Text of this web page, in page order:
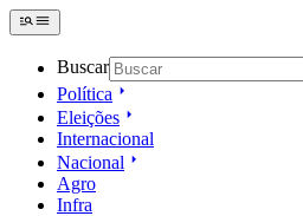
Buscar
Política
Eleições
Internacional
Nacional
Agro
Infra